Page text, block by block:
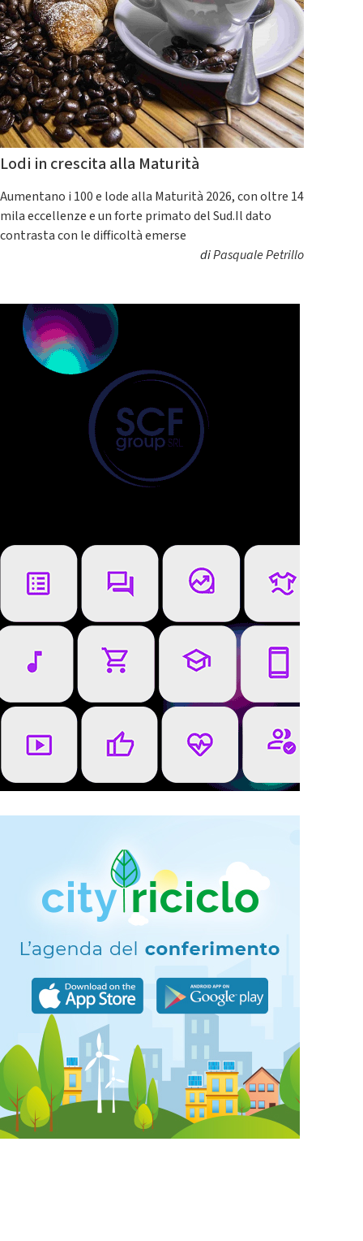
Lodi in crescita alla Maturità
Aumentano i 100 e lode alla Maturità 2026, con oltre 14
mila eccellenze e un forte primato del Sud.Il dato
contrasta con le difficoltà emerse
diPasquale Petrillo